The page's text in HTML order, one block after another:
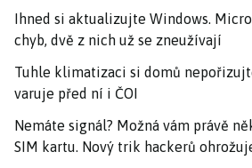
Ihned si aktualizujte Windows.
chyb, dvě z nich už se zneužívají
Tuhle klimatizaci si domů
varuje před ní i ČOI
Nemáte signál? Možná vám právě
SIM kartu. Nový trik hackerů